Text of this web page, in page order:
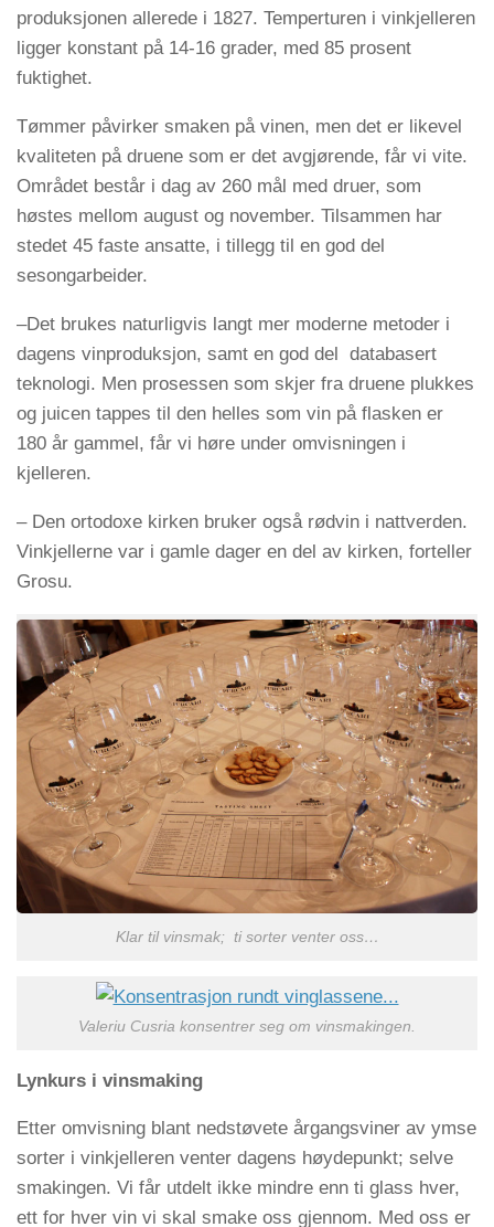
produksjonen allerede i 1827. Temperturen i vinkjelleren
ligger konstant på 14-16 grader, med 85 prosent
fuktighet.
Tømmer påvirker smaken på vinen, men det er likevel
kvaliteten på druene som er det avgjørende, får vi vite.
Området består i dag av 260 mål med druer, som
høstes mellom august og november. Tilsammen har
stedet 45 faste ansatte, i tillegg til en god del
sesongarbeider.
–Det brukes naturligvis langt mer moderne metoder i
dagens vinproduksjon, samt en god del databasert
teknologi. Men prosessen som skjer fra druene plukkes
og juicen tappes til den helles som vin på flasken er
180 år gammel, får vi høre under omvisningen i
kjelleren.
– Den ortodoxe kirken bruker også rødvin i nattverden.
Vinkjellerne var i gamle dager en del av kirken, forteller
Grosu.
Klar til vinsmak; ti sorter venter oss…
Valeriu Cusria konsentrer seg om vinsmakingen.
Lynkurs i vinsmaking
Etter omvisning blant nedstøvete årgangsviner av ymse
sorter i vinkjelleren venter dagens høydepunkt; selve
smakingen. Vi får utdelt ikke mindre enn ti glass hver,
ett for hver vin vi skal smake oss gjennom. Med oss er